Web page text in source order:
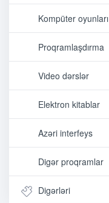
Kompüter oyunları
Proqramlaşdırma
Video dərslər
Elektron kitablar
Azəri interfeys
Digər proqramlar
Digərləri